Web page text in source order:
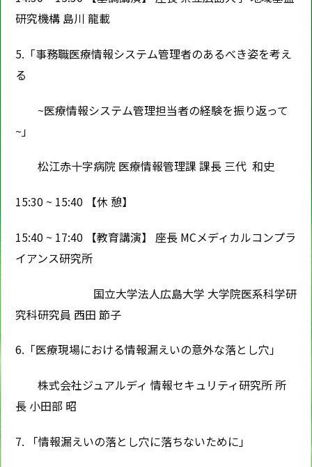
研究機構 島川 龍載
5.「事務職医療情報システム管理者のあるべき姿を考え
る
~医療情報システム管理担当者の経験を振り返って
~」
松江赤十字病院 医療情報管理課 課長 三代 和史
15:30 ~ 15:40 【休 憩】
15:40 ~ 17:40 【教育講演】 座長 MCメディカルコンプラ
イアンス研究所
国立大学法人広島大学 大学院医系科学研
究科研究員 西田 節子
6.「医療現場における情報漏えいの意外な落とし穴」
株式会社ジュアルディ 情報セキュリティ研究所 所
長 小田部 昭
7. 「情報漏えいの落とし穴に落ちないために」